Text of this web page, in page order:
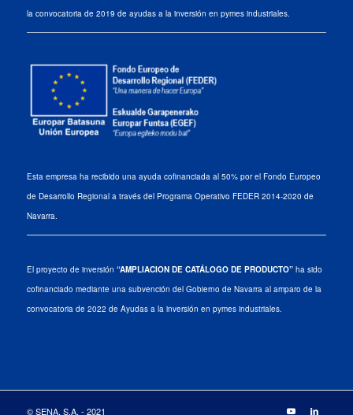
la convocatoria de 2019 de ayudas a la inversión en pymes industriales.
Esta empresa ha recibido una ayuda cofinanciada al 50% por el Fondo Europeo
de Desarrollo Regional a través del Programa Operativo FEDER 2014-2020 de
Navarra.
El proyecto de inversión “AMPLIACION DE CATÁLOGO DE PRODUCTO”ha sido
cofinanciado mediante una subvención del Gobierno de Navarra al amparo de la
convocatoria de 2022 de Ayudas a la inversión en pymes industriales.
© SENA, S.A. - 2021